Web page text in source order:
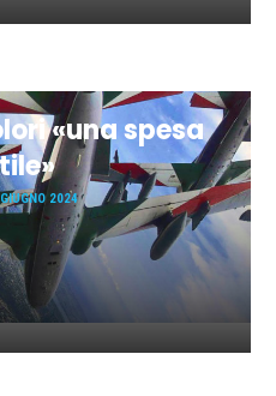
«una spesa
2024